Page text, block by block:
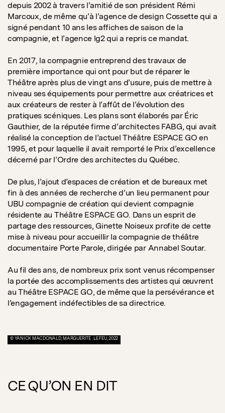
depuis 2002 à travers l’amitié de son président Rémi
Marcoux, de même qu’à l’agence de design Cossette qui a
signé pendant 10 ans les affiches de saison de la
compagnie, et l’agence lg2 qui a repris ce mandat.
En 2017, la compagnie entreprend des travaux de
première importance qui ont pour but de réparer le
Théâtre après plus de vingt ans d’usure, puis de mettre à
niveau ses équipements pour permettre aux créatrices et
aux créateurs de rester à l’affût de l’évolution des
pratiques scéniques. Les plans sont élaborés par Éric
Gauthier, de la réputée firme d’architectes FABG, qui avait
réalisé la conception de l’actuel Théâtre ESPACE GO en
1995, et pour laquelle il avait remporté le Prix d’excellence
décerné par l’Ordre des architectes du Québec.
De plus, l’ajout d’espaces de création et de bureaux met
fin à des années de recherche d’un lieu permanent pour
UBU compagnie de création qui devient compagnie
résidente au Théâtre ESPACE GO. Dans un esprit de
partage des ressources, Ginette Noiseux profite de cette
mise à niveau pour accueillir la compagnie de théâtre
documentaire Porte Parole, dirigée par Annabel Soutar.
Au fil des ans, de nombreux prix sont venus récompenser
la portée des accomplissements des artistes qui œuvrent
au Théâtre ESPACE GO, de même que la persévérance et
l’engagement indéfectibles de sa directrice.
© YANICK MACDONALD, MARGUERITE : LE FEU, 2022
CE QU’ON EN DIT